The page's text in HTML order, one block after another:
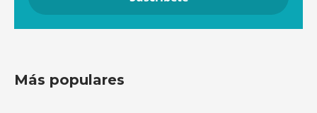
Más populares